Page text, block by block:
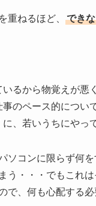
重ねるほど、 でき
いるから物覚えが悪
事のペース的につい
に、若いうちにやっ
ソコンに限らず何
う・・・でもこれ
で、何も心配する必